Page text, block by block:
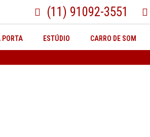
(11) 91092-3551
PORTA ESTÚDIO CARRO DE SOM